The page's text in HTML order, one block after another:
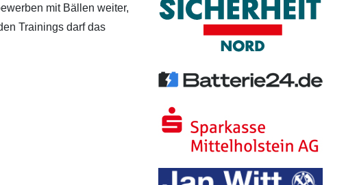
mit Bällen weiter,
Trainings darf das